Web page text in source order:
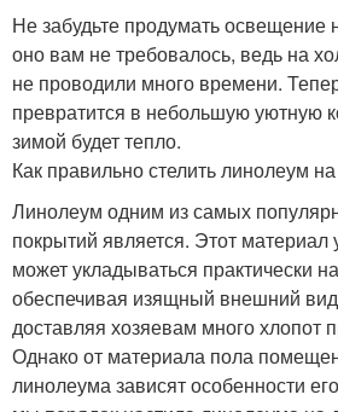
Не забудьте продумать освещение
оно вам не требовалось, ведь на
не проводили много времени.
превратится в небольшую уютную
зимой будет тепло.
Как правильно стелить линолеум
Линолеум одним из самых
покрытий является. Этот материал
может укладываться практически
обеспечивая изящный внешний
доставляя хозяевам много хлопот
Однако от материала пола
линолеума зависят особенности